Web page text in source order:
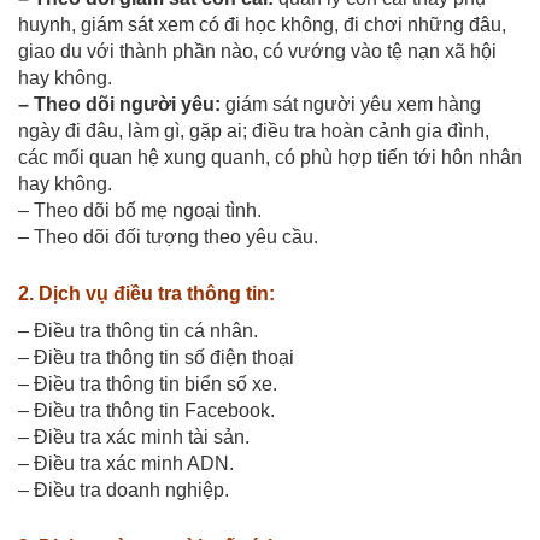
huynh, giám sát xem có đi học không, đi chơi những đâu,
giao du với thành phần nào, có vướng vào tệ nạn xã hội
hay không.
– Theo dõi người yêu: giám sát người yêu xem hàng
ngày đi đâu, làm gì, gặp ai; điều tra hoàn cảnh gia đình,
các mối quan hệ xung quanh, có phù hợp tiến tới hôn nhân
hay không.
– Theo dõi bố mẹ ngoại tình.
– Theo dõi đối tượng theo yêu cầu.
2. Dịch vụ điều tra thông tin:
– Điều tra thông tin cá nhân.
– Điều tra thông tin số điện thoại
– Điều tra thông tin biển số xe.
– Điều tra thông tin Facebook.
– Điều tra xác minh tài sản.
– Điều tra xác minh ADN.
– Điều tra doanh nghiệp.